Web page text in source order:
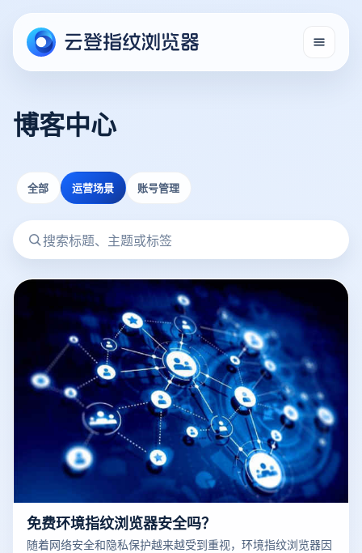
博客中心
全部 运营场景 账号管理
免费环境指纹浏览器安全吗？
随着网络安全和隐私保护越来越受到重视，环境指纹浏览器因